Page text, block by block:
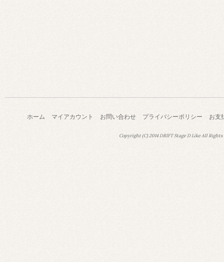
ホーム マイアカウント お問い合わせ プライバシーポリシー お支
Copyright (C) 2014 DRIFT Stage D Like All